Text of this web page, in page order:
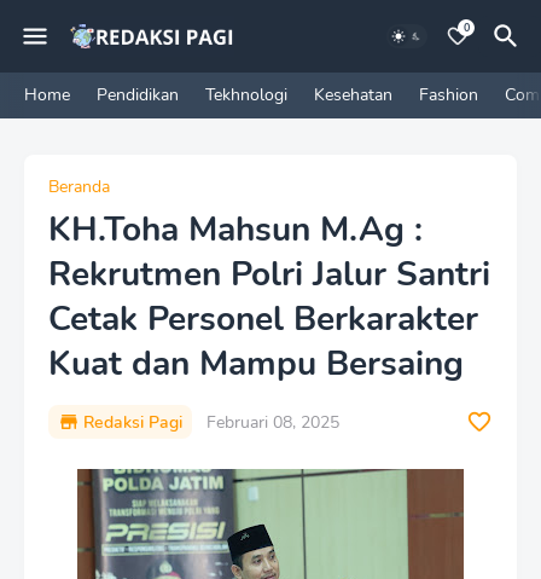
0
Home Pendidikan Tekhnologi Kesehatan Fashion
Beranda
KH.Toha Mahsun M.Ag :
Rekrutmen Polri Jalur Santri
Cetak Personel Berkarakter
Kuat dan Mampu Bersaing
Redaksi Pagi Februari 08, 2025